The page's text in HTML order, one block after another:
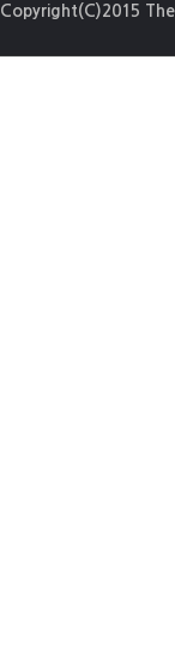
Copyright(C)2015